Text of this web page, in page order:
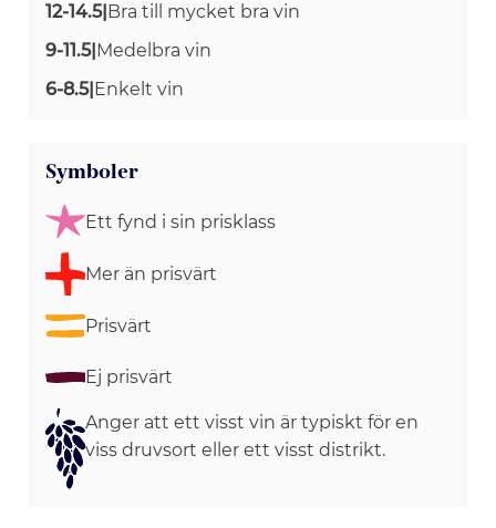
12-14.5|Bra till mycket bra vin
9-11.5|Medelbra vin
6-8.5|Enkelt vin
Symboler
Ett fynd i sin prisklass
Mer än prisvärt
Prisvärt
Ej prisvärt
Anger att ett visst vin är typiskt för en
viss druvsort eller ett visst distrikt.